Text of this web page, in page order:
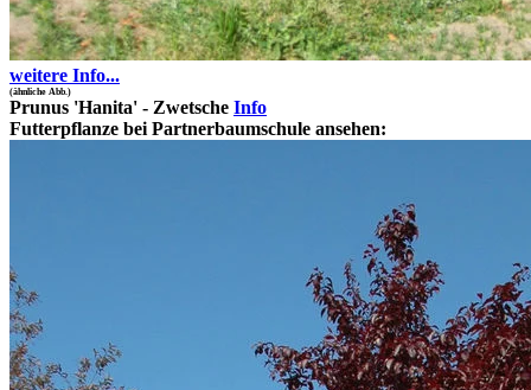
weitere Info...
(ähnliche Abb.)
Prunus 'Hanita' - Zwetsche Info
Futterpflanze bei Partnerbaumschule ansehen: